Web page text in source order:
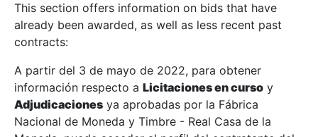
Show/Hide
Show/Hide
This section offers information on bids that have
already been awarded, as well as less recent past
contracts:
A partir del 3 de mayo de 2022, para obtener
información respecto a Licitaciones en curso y
Adjudicaciones ya aprobadas por la Fábrica
Nacional de Moneda y Timbre - Real Casa de la